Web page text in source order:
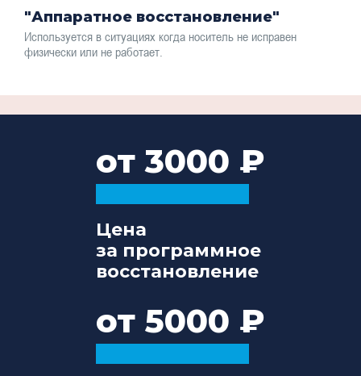
"Аппаратное восстановление"
Используется в ситуациях когда носитель не исправен
физически или не работает.
от 3000
Цена
за программное
восстановление
от 5000